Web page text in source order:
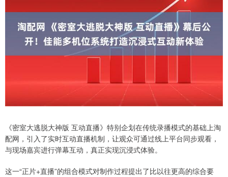
《密室大逃脱大神版 互动直播》特别企划在传统录播模式的基础上淘
配网，引入了实时互动直播机制，让观众可通过线上平台同步观看，
与现场嘉宾进行弹幕互动，真正实现沉浸式体验。
这一“正片+直播”的组合模式对制作过程提出了比以往更高的综合要